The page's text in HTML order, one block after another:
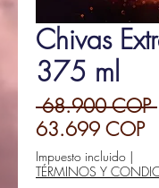
Chivas
375 ml
68.900 COP
63.699 COP
Impuesto incluido |
TÉRMINOS Y